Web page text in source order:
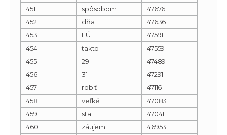
451
spôsobom
47676
452
dňa
47636
453
EÚ
47591
454
takto
47559
455
29
47489
456
31
47291
457
robiť
47116
458
veľké
47083
459
stal
47041
460
záujem
46953